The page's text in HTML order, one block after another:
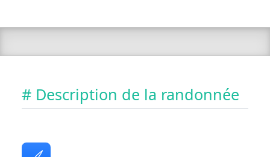
# Description de la randonnée